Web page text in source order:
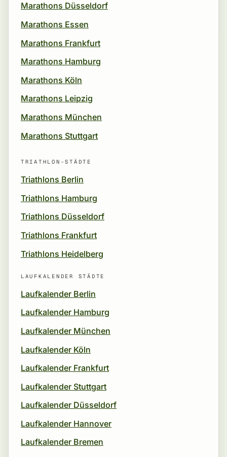
Marathons Düsseldorf
Marathons Essen
Marathons Frankfurt
Marathons Hamburg
Marathons Köln
Marathons Leipzig
Marathons München
Marathons Stuttgart
TRIATHLON-STÄDTE
Triathlons Berlin
Triathlons Hamburg
Triathlons Düsseldorf
Triathlons Frankfurt
Triathlons Heidelberg
LAUFKALENDER STÄDTE
Laufkalender Berlin
Laufkalender Hamburg
Laufkalender München
Laufkalender Köln
Laufkalender Frankfurt
Laufkalender Stuttgart
Laufkalender Düsseldorf
Laufkalender Hannover
Laufkalender Bremen